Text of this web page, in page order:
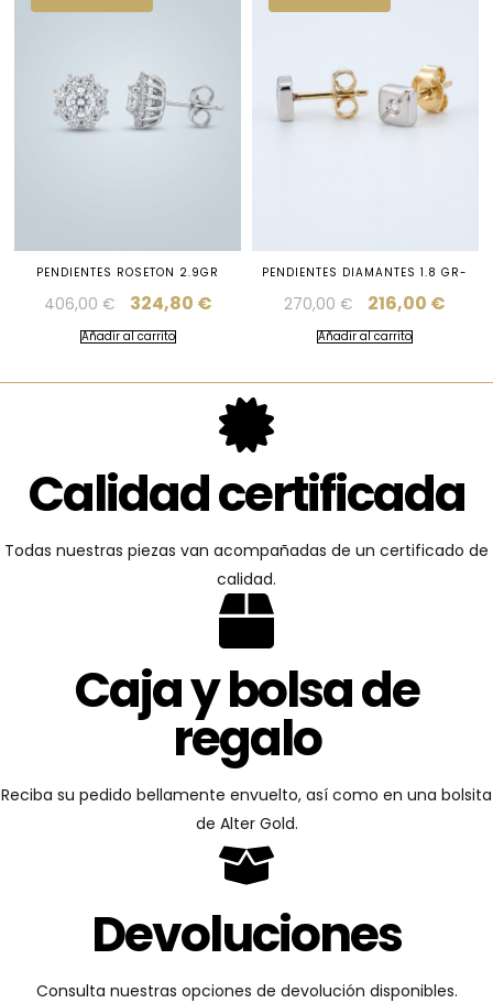
PENDIENTES ROSETON 2.9GR
406,00 € 324,80 €
Añadir al carrito
PENDIENTES DIAMANTES 1.8 GR-
270,00€ 216,00 €
Añadir al carrito
Calidad certificada
Todas nuestras piezas van acompañadas de un certificado de
calidad.
Caja y bolsa de
regalo
Reciba su pedido bellamente envuelto, así como en una bolsita
de Alter Gold.
Devoluciones
Consulta nuestras opciones de devolución disponibles.